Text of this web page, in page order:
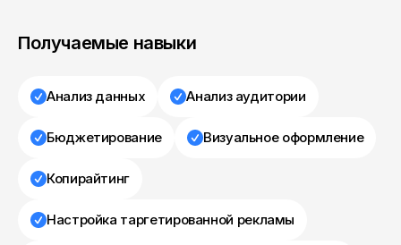
Получаемые навыки
Анализ данных Анализ аудитории
Бюджетирование Визуальное оформление
Копирайтинг
Настройка таргетированной рекламы